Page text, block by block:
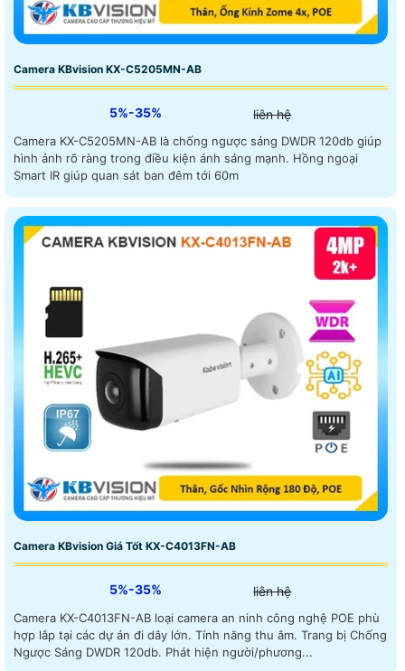
Camera KBvision KX-C5205MN-AB
5%-35% liên hệ
Camera KX-C5205MN-AB là chống ngược sáng DWDR 120db giúp
hình ảnh rõ ràng trong điều kiện ánh sáng mạnh. Hồng ngoại
Smart IR giúp quan sát ban đêm tới 60m
Camera KBvision Giá Tốt KX-C4013FN-AB
5%-35% liên hệ
Camera KX-C4013FN-AB loại camera an ninh công nghệ POE phù
hợp lắp tại các dự án đi dây lớn. Tính năng thu âm. Trang bị Chống
Ngược Sáng DWDR 120db. Phát hiện người/phương...